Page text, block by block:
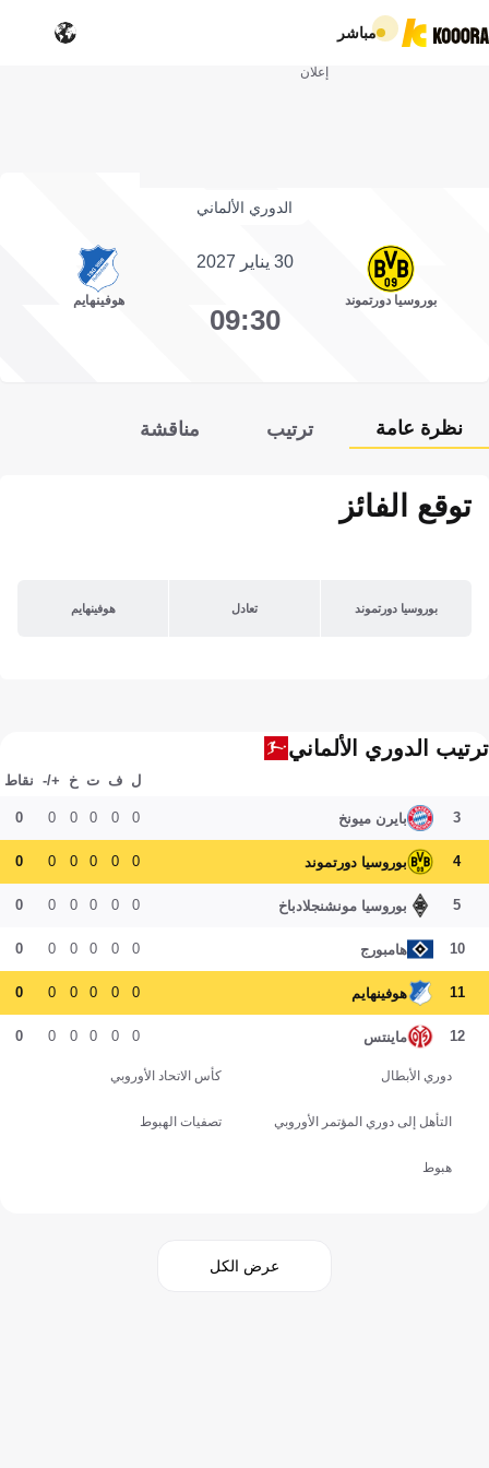
مباشر
إعلان
الدوري الألماني
بوروسيا دورتموند
30 يناير 2027
09:30
هوفينهايم
نظرة عامة ترتيب مناقشة
توقع الفائز
بوروسيا دورتموند تعادل هوفينهايم
ترتيب الدوري الألماني
ل ف ت خ +/- نقاط
3 بايرن ميونخ 0
0
0
0
0
0
4 بوروسيا دورتموند 0
0
0
0
0
0
5 بوروسيا مونشنجلادباخ 0
0
0
0
0
0
10 هامبورج 0
0
0
0
0
0
11 هوفينهايم 0
0
0
0
0
0
12 ماينتس 0
0
0
0
0
0
دوري الأبطال كأس الاتحاد الأوروبي
التأهل إلى دوري المؤتمر الأوروبي تصفيات الهبوط
هبوط
عرض الكل